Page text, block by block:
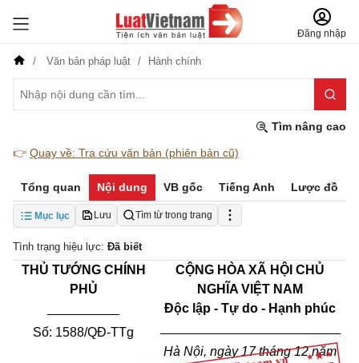
Đăng nhập
Văn bản pháp luật Hành chính
Tìm nâng cao
👉 Quay về: Tra cứu văn bản (phiên bản cũ)
Tổng quan Nội dung VB gốc Tiếng Anh Lược đồ
Mục lục Lưu Tìm từ trong trang
Tình trạng hiệu lực: Đã biết
THỦ TƯỚNG CHÍNH
PHỦ
Số: 1588/QĐ-TTg
CỘNG HÒA XÃ HỘI CHỦ
NGHĨA VIỆT NAM
Độc lập - Tự do - Hạnh phúc
Hà Nội, ngày 17 tháng 12 năm